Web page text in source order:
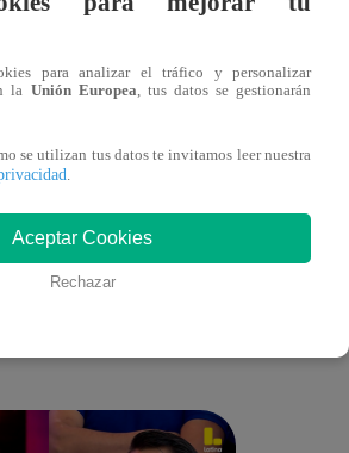
162, completo
te puede
para analizar el tráfico y personalizar
la Unión Europea , tus datos se gestionarán
se utilizan tus datos te invitamos leer nuestra
Aceptar Cookies
Rechazar